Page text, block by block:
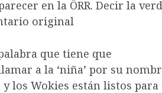
en la ÖRR. Decir la
original
que tiene que
a la ‘niña’ por su
los Wokies están listos para